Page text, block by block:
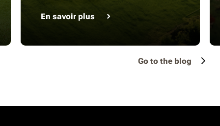
En savoir plus
Go to the blog